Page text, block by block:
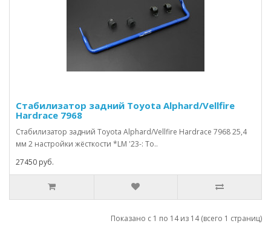
Стабилизатор задний Toyota Alphard/Vellfire
Hardrace 7968
Стабилизатор задний Toyota Alphard/Vellfire Hardrace 7968 25,4
мм 2 настройки жёсткости *LM '23-: То..
27450 руб.
Показано с 1 по 14 из 14 (всего 1 страниц)